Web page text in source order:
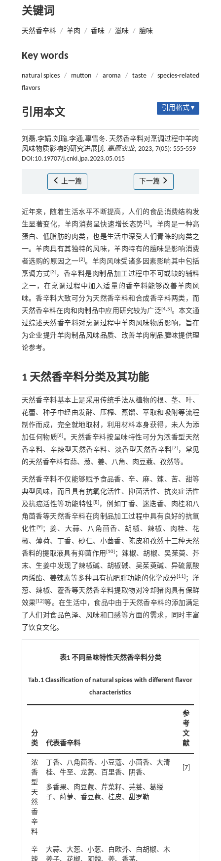
关键词
天然香辛料 / 羊肉 / 香味 / 滋味 / 膻味
Key words
natural spices / mutton / aroma / taste / species-related
flavors
引用本文 引用格式 ▾
刘磊,李娟,刘瑜,李通,辜雪冬. 天然香辛料对烹调过程中羊肉
风味物质影响的研究进展[J]. 高原农业, 2023, 7(05): 555-559
DOI:10.19707/j.cnki.jpa.2023.05.015
上一篇 下一篇
近年来，随着生活水平不断提高，人们的食品消费结构发
生显著变化，羊肉消费呈快速增长态势[1]。羊肉是一种高
蛋白、低脂肪的肉类，也是生活中深受人们青睐的肉类之
一。羊肉具有其独特的风味，羊肉特有的膻味是影响消费
者选购的原因之一[2]。羊肉风味受诸多因素影响其中包括
烹调方式[3]，香辛料是肉制品加工过程中不可或缺的辅料
之一，在烹调过程中加入适量的香辛料能够改善羊肉风
味。香辛料大致可分为天然香辛料和合成香辛料两类，而
天然香辛料在肉和肉制品中应用研究较为广泛[4,5]。本文通
过综述天然香辛料对烹调过程中羊肉风味物质影响，旨在
为企业提升羊肉制品风味品质、改善羊肉制品膻味提供理
论参考。
1 天然香辛料分类及其功能
天然香辛料基本上是采用传统手法从植物的根、茎、叶、
花蕾、种子中经由发酵、压榨、蒸馏、萃取和吸附等流程
制作而成，完全就地取材，利用材料本身获得，未人为添
加任何物质[6]。天然香辛料按呈味特性可分为浓香型天然
香辛料、辛辣型天然香辛料、淡香型天然香辛料[7]，常见
的天然香辛料有蒜、葱、姜、八角、肉豆蔻、孜然等。
天然香辛料不仅能够赋予食品香、辛、麻、辣、苦、甜等
典型风味，而且具有抗氧化活性、抑菌活性、抗炎症活性
及抗癌活性等功能特性[8]，例如丁香、迷迭香、肉桂和八
角茴香等天然香辛料在肉制品加工过程中具有良好的抗氧
化性[9] ；姜、大蒜、八角茴香、胡椒、辣椒、肉桂、花
椒、薄荷、丁香、砂仁、小茴香、陈皮和孜然十三种天然
香料的提取液具有抑菌作用[10] ；辣椒、胡椒、吴茱萸、芥
末、生姜中发现了辣椒碱、胡椒碱、吴茱萸碱、异硫氰酸
丙烯酯、姜辣素等多种具有抗肥胖功能的化学成分[11] ；洋
葱、辣椒、藿香等天然香辛料提取物对冷却猪肉具有保鲜
效果[12]等。在生活中，食品中由于天然香辛料的添加满足
了人们对食品色泽、风味和口感等方面的需求，同时丰富
了饮食文化。
表1 不同呈味特性天然香辛料分类
Tab.1 Classification of natural spices with different flavor
characteristics
分
类
代表香辛料
参
考
文
献
浓
香
型
天
然
香
辛
料
丁香、八角茴香、小豆蔻、小茴香、大清
桂、牛至、龙蒿、百里香、阴香、
多香果、肉豆蔻、芹菜籽、芫荽、葛缕
子、莳萝、香豆蔻、桂皮、甜罗勒
7]
辛
大蒜、大葱、小葱、白欧芥、白胡椒、木